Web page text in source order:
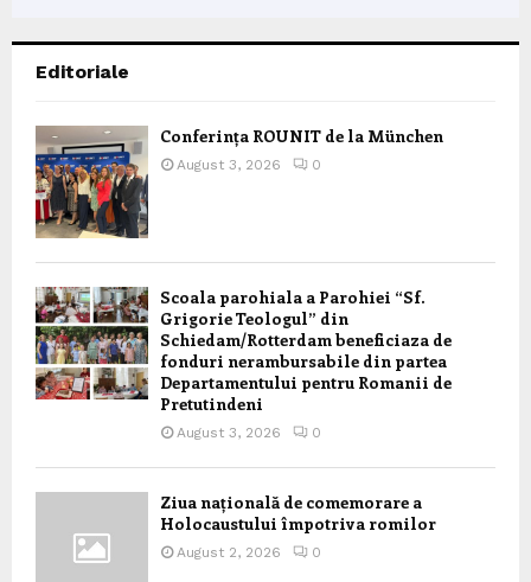
Editoriale
Conferința ROUNIT de la München
August 3, 2026 0
Scoala parohiala a Parohiei “Sf.
Grigorie Teologul” din
Schiedam/Rotterdam beneficiaza de
fonduri nerambursabile din partea
Departamentului pentru Romanii de
Pretutindeni
August 3, 2026 0
Ziua națională de comemorare a
Holocaustului împotriva romilor
August 2, 2026 0